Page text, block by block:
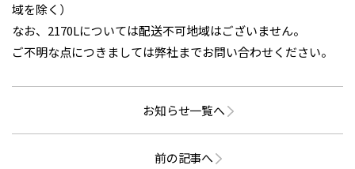
域を除く）
なお、2170Lについては配送不可地域はございません。
ご不明な点につきましては弊社までお問い合わせください。
お知らせ一覧へ
前の記事へ